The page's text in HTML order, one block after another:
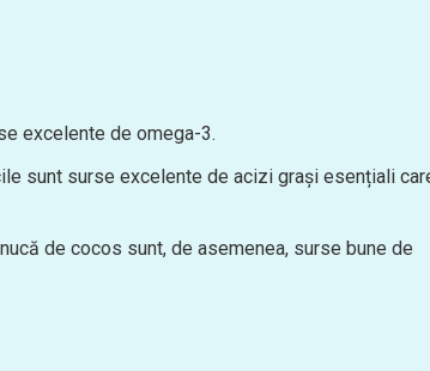
excelente de omega-3.
sunt surse excelente de acizi grași esențiali
de cocos sunt, de asemenea, surse bune de